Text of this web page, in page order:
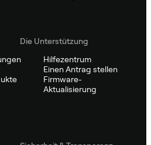
Die Unterstützung
Hilfezentrum
Einen Antrag stellen
Firmware-
Aktualisierung